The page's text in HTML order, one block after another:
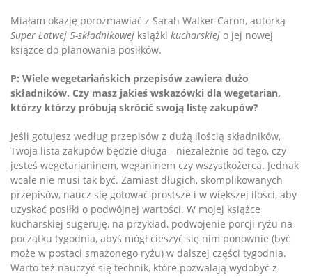
Miałam okazję porozmawiać z Sarah Walker Caron, autorką
Super Łatwej 5-składnikowej książki kucharskiej o jej nowej
książce do planowania posiłków.
P: Wiele wegetariańskich przepisów zawiera dużo
składników. Czy masz jakieś wskazówki dla wegetarian,
którzy którzy próbują skrócić swoją listę zakupów?
Jeśli gotujesz według przepisów z dużą ilością składników,
Twoja lista zakupów będzie długa - niezależnie od tego, czy
jesteś wegetarianinem, weganinem czy wszystkożercą. Jednak
wcale nie musi tak być. Zamiast długich, skomplikowanych
przepisów, naucz się gotować prostsze i w większej ilości, aby
uzyskać posiłki o podwójnej wartości. W mojej książce
kucharskiej sugeruję, na przykład, podwojenie porcji ryżu na
początku tygodnia, abyś mógł cieszyć się nim ponownie (być
może w postaci smażonego ryżu) w dalszej części tygodnia.
Warto też nauczyć się technik, które pozwalają wydobyć z